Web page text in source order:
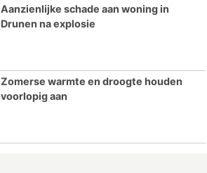
Aanzienlijke schade aan woning in
Drunen na explosie
Zomerse warmte en droogte houden
voorlopig aan